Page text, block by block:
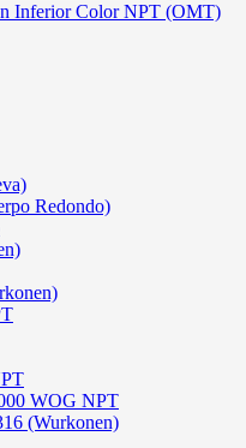
Inferior Color NPT (OMT)
Redondo)
WOG NPT
(Wurkonen)